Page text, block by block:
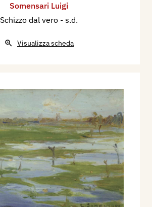
Somensari Luigi
Schizzo dal vero - s.d.
Visualizza scheda